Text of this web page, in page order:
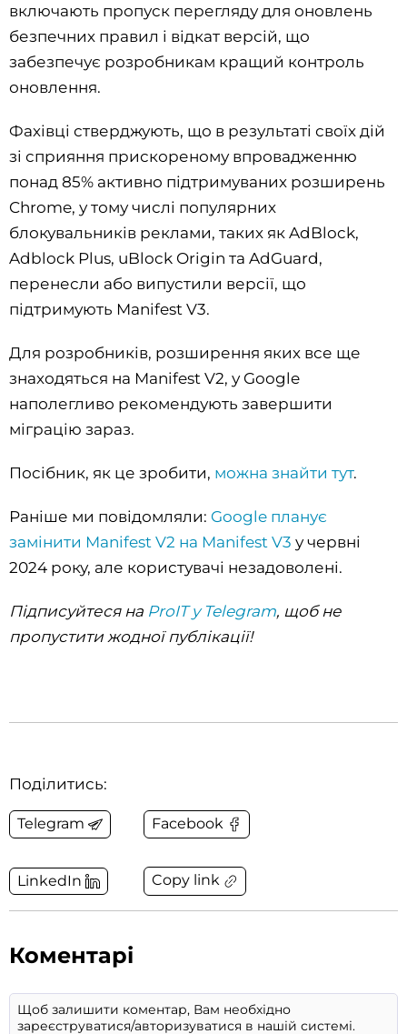
включають пропуск перегляду для оновлень
безпечних правил і відкат версій, що
забезпечує розробникам кращий контроль
оновлення.
Фахівці стверджують, що в результаті своїх дій
зі сприяння прискореному впровадженню
понад 85% активно підтримуваних розширень
Chrome, у тому числі популярних
блокувальників реклами, таких як AdBlock,
Adblock Plus, uBlock Origin та AdGuard,
перенесли або випустили версії, що
підтримують Manifest V3.
Для розробників, розширення яких все ще
знаходяться на Manifest V2, у Google
наполегливо рекомендують завершити
міграцію зараз.
Посібник, як це зробити, можна знайти тут.
Раніше ми повідомляли: Google планує
замінити Manifest V2 на Manifest V3 у червні
2024 року, але користувачі незадоволені.
Підписуйтеся на ProIT у Telegram, щоб не
пропустити жодної публікації!
Поділитись:
Telegram Facebook
LinkedIn Copy link
Коментарі